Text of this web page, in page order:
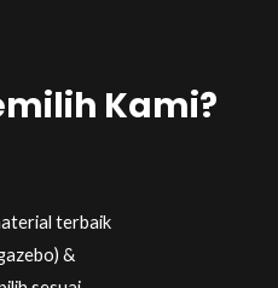
Kami?
terbaik
&